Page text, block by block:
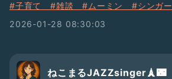
#子育て #雑談#ムーミン#シンガー
2026-01-28 08:30:03
ねこまるJAZZsinger🗼🌃